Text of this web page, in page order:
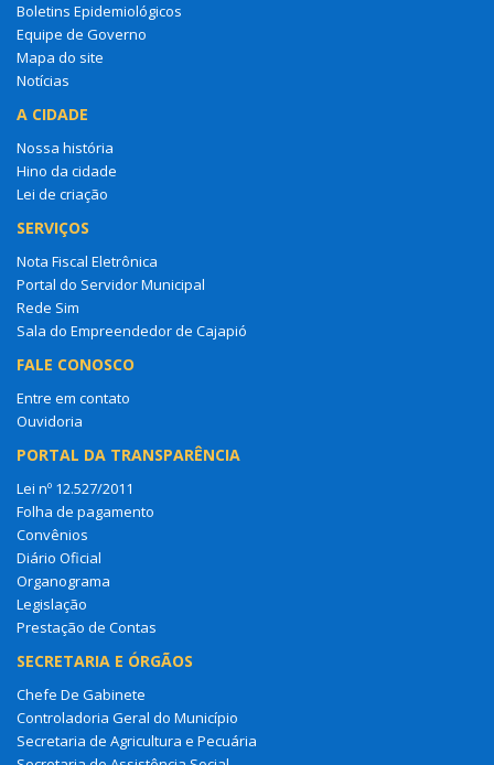
Boletins Epidemiológicos
Equipe de Governo
Mapa do site
Notícias
A CIDADE
Nossa história
Hino da cidade
Lei de criação
SERVIÇOS
Nota Fiscal Eletrônica
Portal do Servidor Municipal
Rede Sim
Sala do Empreendedor de Cajapió
FALE CONOSCO
Entre em contato
Ouvidoria
PORTAL DA TRANSPARÊNCIA
Lei nº 12.527/2011
Folha de pagamento
Convênios
Diário Oficial
Organograma
Legislação
Prestação de Contas
SECRETARIA E ÓRGÃOS
Chefe De Gabinete
Controladoria Geral do Município
Secretaria de Agricultura e Pecuária